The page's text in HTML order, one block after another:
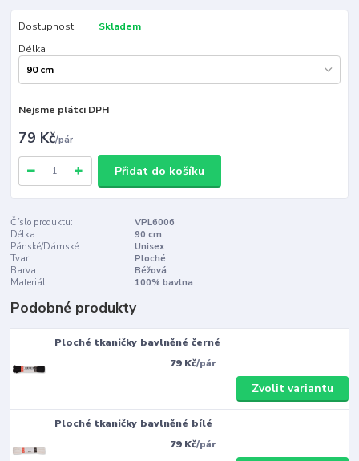
Dostupnost
Skladem
Délka
Nejsme plátci DPH
79 Kč/pár
Přidat do košíku
Číslo produktu:
VPL6006
Délka:
90 cm
Pánské/Dámské:
Unisex
Tvar:
Ploché
Barva:
Béžová
Materiál:
100% bavlna
Podobné produkty
Ploché tkaničky bavlněné černé
79 Kč/pár
Zvolit variantu
Ploché tkaničky bavlněné bílé
79 Kč/pár